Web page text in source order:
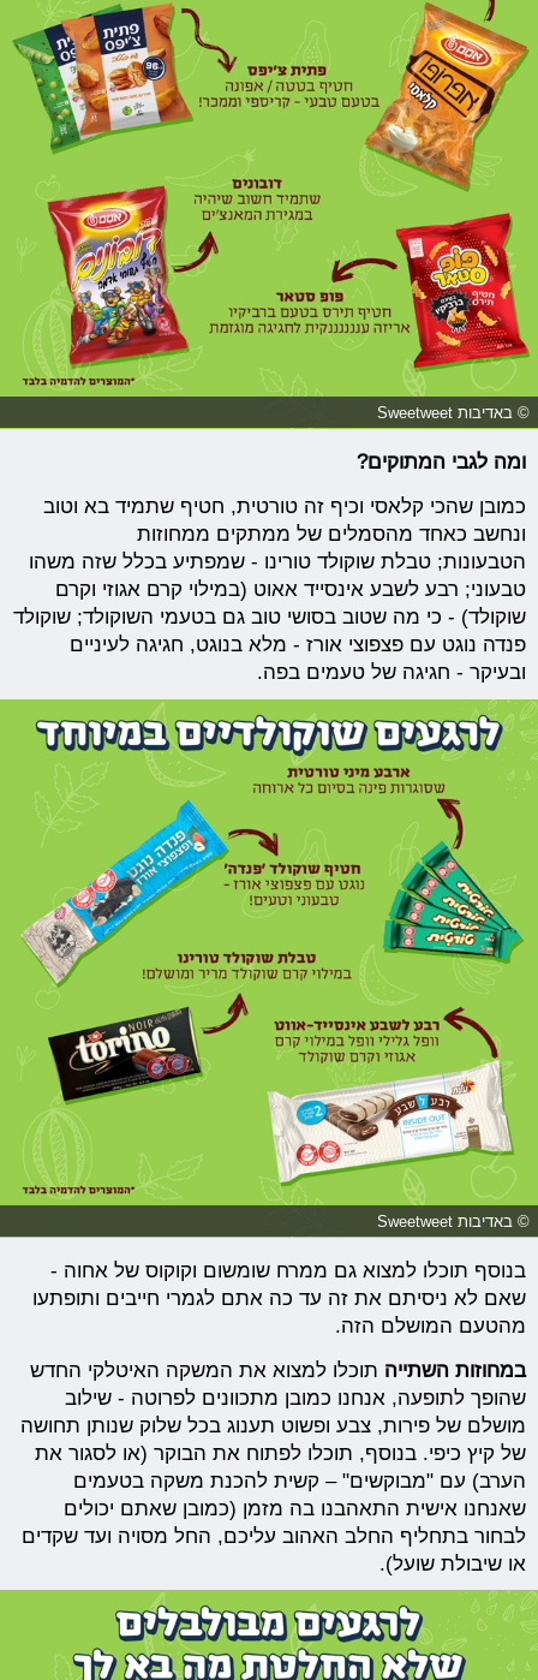
© באדיבות Sweetweet
ומה לגבי המתוקים?
כמובן שהכי קלאסי וכיף זה טורטית, חטיף שתמיד בא וטוב
ונחשב כאחד מהסמלים של ממתקים ממחוזות
הטבעונות; טבלת שוקולד טורינו - שמפתיע בכלל שזה משהו
טבעוני; רבע לשבע אינסייד אאוט (במילוי קרם אגוזי וקרם
שוקולד) - כי מה שטוב בסושי טוב גם בטעמי השוקולד; שוקולד
פנדה נוגט עם פצפוצי אורז - מלא בנוגט, חגיגה לעיניים
ובעיקר - חגיגה של טעמים בפה.
© באדיבות Sweetweet
בנוסף תוכלו למצוא גם ממרח שומשום וקוקוס של אחוה -
שאם לא ניסיתם את זה עד כה אתם לגמרי חייבים ותופתעו
מהטעם המושלם הזה.
במחוזות השתייה תוכלו למצוא את המשקה האיטלקי החדש
שהופך לתופעה, אנחנו כמובן מתכוונים לפרוטה - שילוב
מושלם של פירות, צבע ופשוט תענוג בכל שלוק שנותן תחושה
של קיץ כיפי. בנוסף, תוכלו לפתוח את הבוקר (או לסגור את
הערב) עם "מבוקשים" – קשית להכנת משקה בטעמים
שאנחנו אישית התאהבנו בה מזמן (כמובן שאתם יכולים
לבחור בתחליף החלב האהוב עליכם, החל מסויה ועד שקדים
או שיבולת שועל).